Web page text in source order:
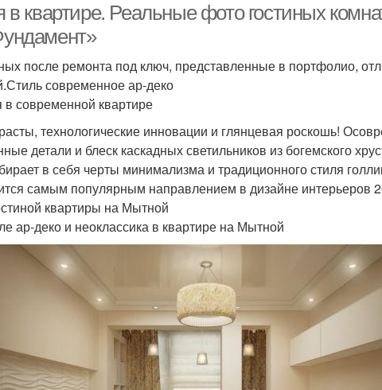
в квартире. Реальные фото гостиных
после ремонта под ключ, представленные в портфолио,
современное ар-деко
современной квартире
технологические инновации и глянцевая роскошь!
детали и блеск каскадных светильников из богемского
в себя черты минимализма и традиционного стиля
самым популярным направлением в дизайне интерьеров
квартиры на Мытной
ар-деко и неоклассика в квартире на Мытной